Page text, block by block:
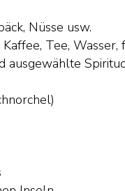
Nüsse usw.
Tee, Wasser,
ausgewählte